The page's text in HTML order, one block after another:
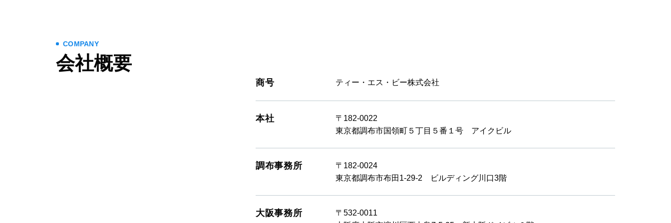
COMPANY
会社概要
商号 ティー・エス・ビー株式会社
本社
〒182-0022
東京都調布市国領町５丁目５番１号 アイクビル
調布事務所
〒182-0024
東京都調布市布田1-29-2 ビルディング川口3階
大阪事務所
〒532-0011